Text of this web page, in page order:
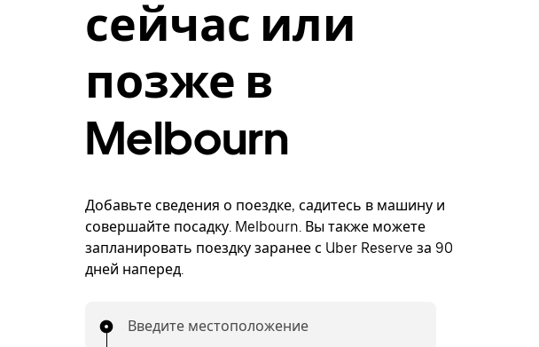
сейчас или
позже в
Melbourn
Добавьте сведения о поездке, садитесь в машину и
совершайте посадку. Melbourn. Вы также можете
запланировать поездку заранее с Uber Reserve за 90
дней наперед.
Введите местоположение